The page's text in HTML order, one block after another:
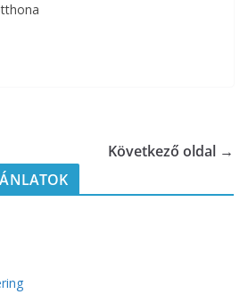
Következő oldal →